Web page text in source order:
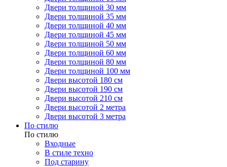
Двери толщиной 30 мм
Двери толщиной 35 мм
Двери толщиной 40 мм
Двери толщиной 45 мм
Двери толщиной 50 мм
Двери толщиной 60 мм
Двери толщиной 80 мм
Двери толщиной 100 мм
Двери высотой 180 см
Двери высотой 190 см
Двери высотой 210 см
Двери высотой 2 метра
Двери высотой 3 метра
По стилю
По стилю
Входные
В стиле техно
Под старину